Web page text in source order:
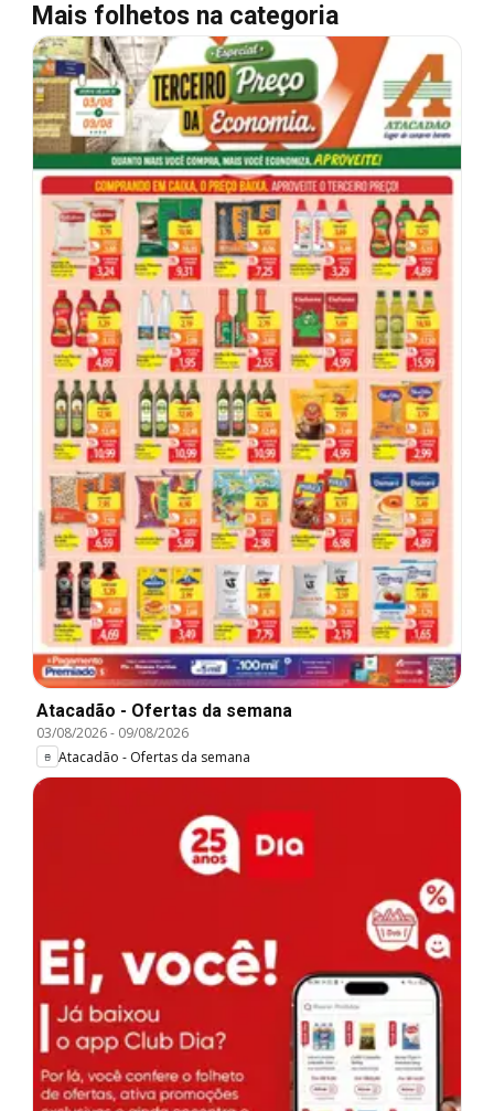
Mais folhetos na categoria
Atacadão - Ofertas da semana
03/08/2026- 09/08/2026
Atacadão - Ofertas da semana